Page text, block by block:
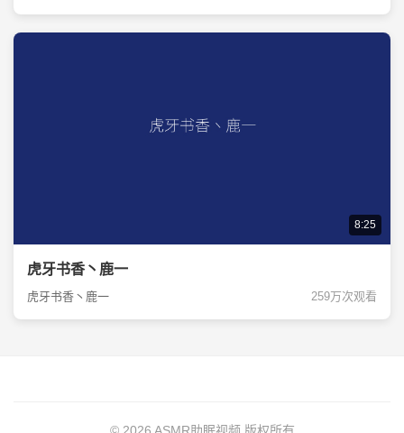
8:25
虎牙书香丶鹿一
虎牙书香丶鹿一 259万次观看